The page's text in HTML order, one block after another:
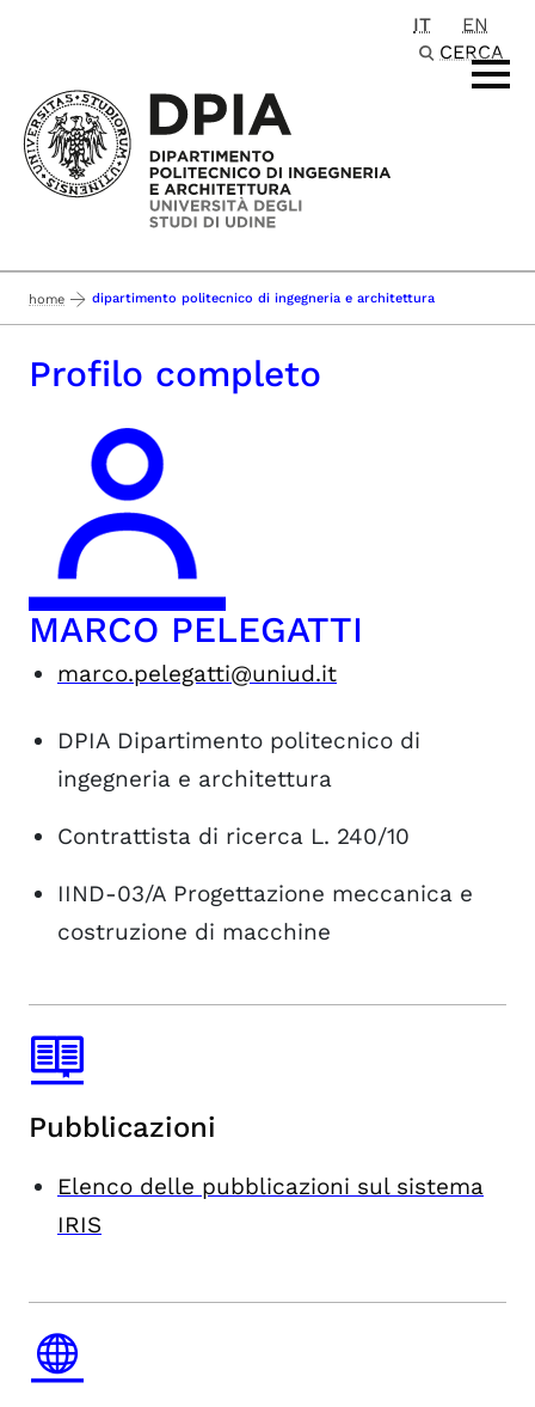
IT
EN
CERCA
home dipartimento politecnico di ingegneria e architettura
Profilo completo
MARCO PELEGATTI
marco.pelegatti@uniud.it
DPIA Dipartimento politecnico di
ingegneria e architettura
Contrattista di ricerca L. 240/10
IIND-03/A Progettazione meccanica e
costruzione di macchine
Pubblicazioni
Elenco delle pubblicazioni sul sistema
IRIS